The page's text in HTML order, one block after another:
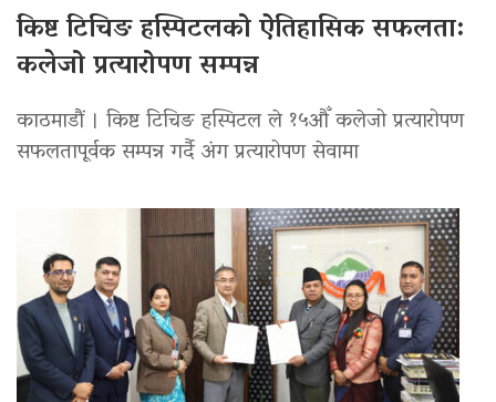
किष्ट टिचिङ हस्पिटलको ऐतिहासिक सफलता:
कलेजो प्रत्यारोपण सम्पन्न
काठमाडौं । किष्ट टिचिङ हस्पिटल ले १५औँ कलेजो प्रत्यारोपण
सफलतापूर्वक सम्पन्न गर्दै अंग प्रत्यारोपण सेवामा